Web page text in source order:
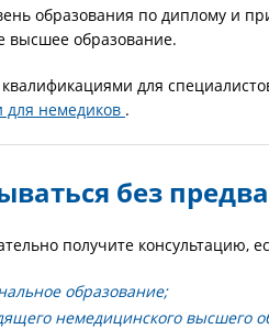
образования по диплому и
высшее образование.
для
для немедиков .
без
получите консультацию,
образование;
немедицинского высшего